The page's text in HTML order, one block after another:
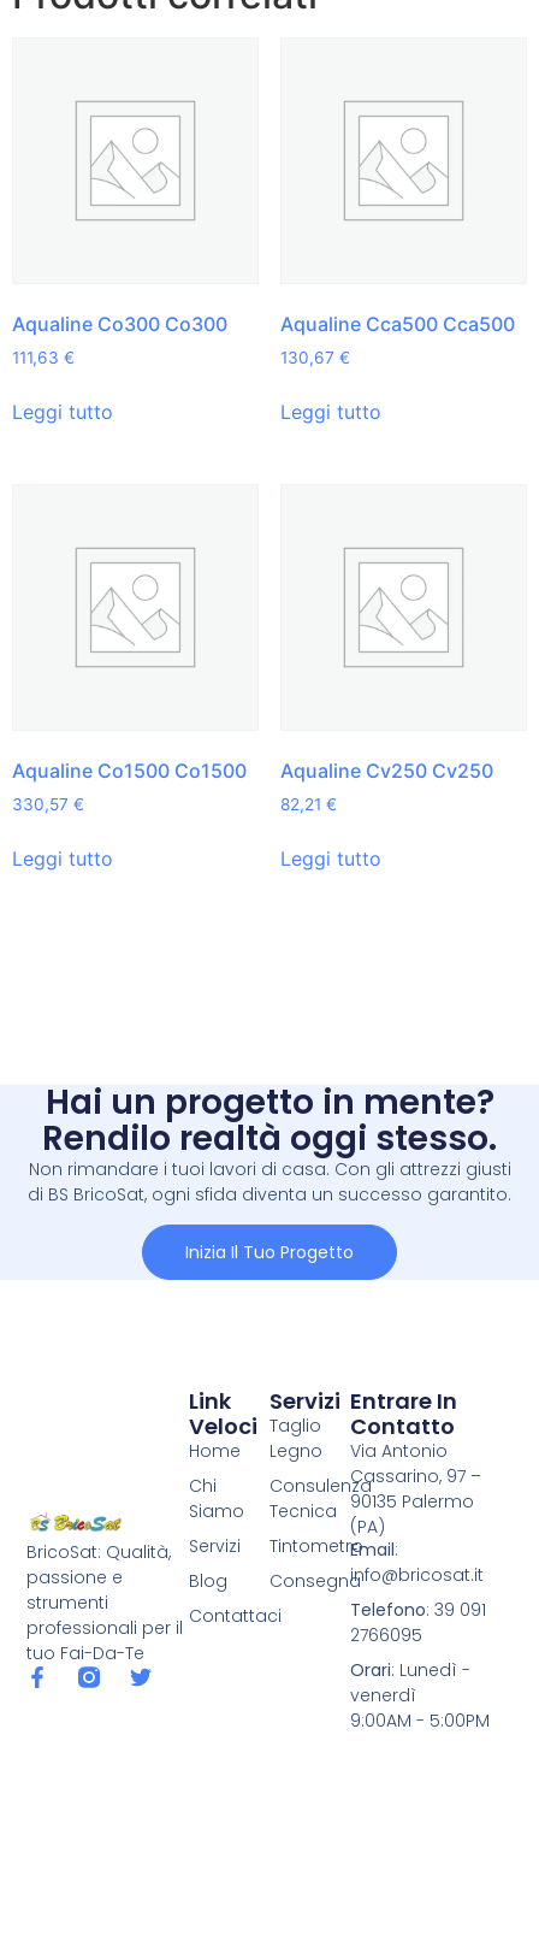
Aqualine Co300 Co300
111,63 €
Leggi tutto
Aqualine Cca500 Cca500
130,67 €
Leggi tutto
Aqualine Co1500 Co1500
330,57 €
Leggi tutto
Aqualine Cv250 Cv250
82,21 €
Leggi tutto
Hai un progetto in mente?
Rendilo realtà oggi stesso.
Non rimandare i tuoi lavori di casa. Con gli attrezzi giusti
di BS BricoSat, ogni sfida diventa un successo garantito.
Inizia Il Tuo Progetto
BricoSat: Qualità,
passione e
strumenti
professionali per il
tuo Fai-Da-Te
Servizi
Taglio
Legno
Consulenza
Tecnica
Tintometro
Consegna
Link
Veloci
Home
Chi
Siamo
Servizi
Blog
Contattaci
Entrare In
Contatto
Via Antonio
Cassarino, 97 –
90135 Palermo
(PA)
Email:
info@bricosat.it
Telefono: 39 091
2766095
Orari: Lunedì -
venerdì
9:00AM - 5:00PM